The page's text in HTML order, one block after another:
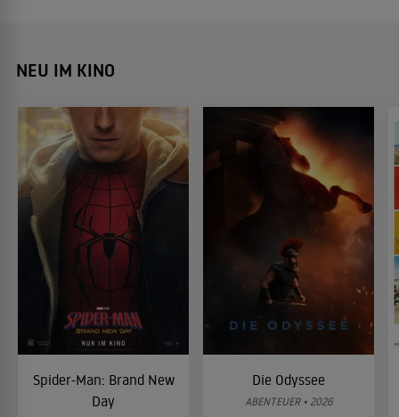
NEU IM KINO
Spider-Man: Brand New
Day
Die Odyssee
ABENTEUER • 2026